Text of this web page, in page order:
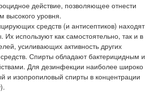
действие, позволяющее отнести
высокого уровня.
средств (и антисептиков) находят
используют как самостоятельно, так и в
усиливающих активность других
Спирты обладают бактерицидным и
Для дезинфекции наиболее широко
и изопропиловый спирты в концентрации